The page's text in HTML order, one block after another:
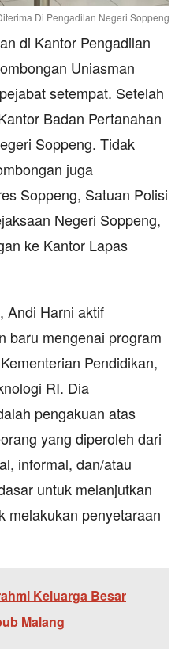
Di Pengadilan Negeri Soppeng
di Kantor Pengadilan
Uniasman
setempat. Setelah
Badan Pertanahan
Soppeng. Tidak
juga
Soppeng, Satuan Polisi
Negeri Soppeng,
ke Kantor Lapas
Andi Harni aktif
baru mengenai program
Pendidikan,
RI. Dia
pengakuan atas
yang diperoleh dari
informal, dan/atau
untuk melanjutkan
melakukan penyetaraan
Keluarga Besar
Malang